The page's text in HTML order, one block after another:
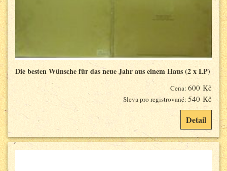
Die besten Wünsche für das neue Jahr aus einem Haus (2 x LP)
Cena: 600 Kč
Sleva pro registrované: 540 Kč
Detail